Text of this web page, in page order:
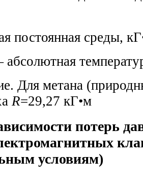
постоянная среды,
Для метана
R=29,27 кГ•м
потерь
условиям)